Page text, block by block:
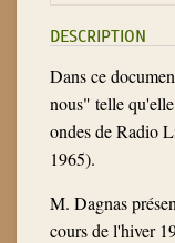
DESCRIPTION
Dans ce
nous" telle
ondes de Radio
1965).
M. Dagnas
cours de l'hiver